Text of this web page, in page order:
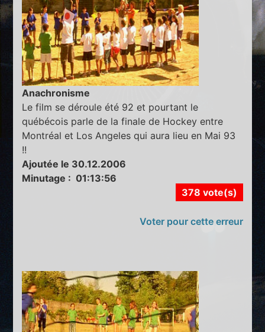
Anachronisme
Le film se déroule été 92 et pourtant le
québécois parle de la finale de Hockey entre
Montréal et Los Angeles qui aura lieu en Mai 93
!!
Ajoutée le 30.12.2006
Minutage : 01:13:56
378 vote(s)
Voter pour cette erreur